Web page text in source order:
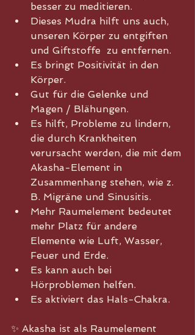
besser zu meditieren.
Dieses Mudra hilft uns auch,
unseren Körper zu entgiften
und Giftstoffe  zu entfernen.
Es bringt Positivität in den
Körper.
Gut für die Gelenke und
Magen / Blähungen.
Es hilft, Probleme zu lindern,
die durch Krankheiten
verursacht werden, die mit dem
Akasha-Element in
Zusammenhang stehen, wie z.
B. Migräne und Sinusitis.
Mehr Raumelement bedeutet
mehr Platz für andere
Elemente wie Luft, Wasser,
Feuer und Erde.
Es kann auch bei
Hörproblemen helfen.
Es aktiviert das Hals-Chakra.
✨ Akasha ist als Raumelement